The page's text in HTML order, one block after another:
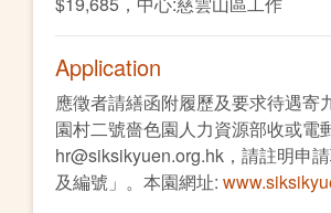
Application
應徵者請繕函附履歷及要求待遇寄
園村二號嗇色園人力資源部收或電
hr@siksikyuen.org.hk，請註明申
及編號」。本園網址: